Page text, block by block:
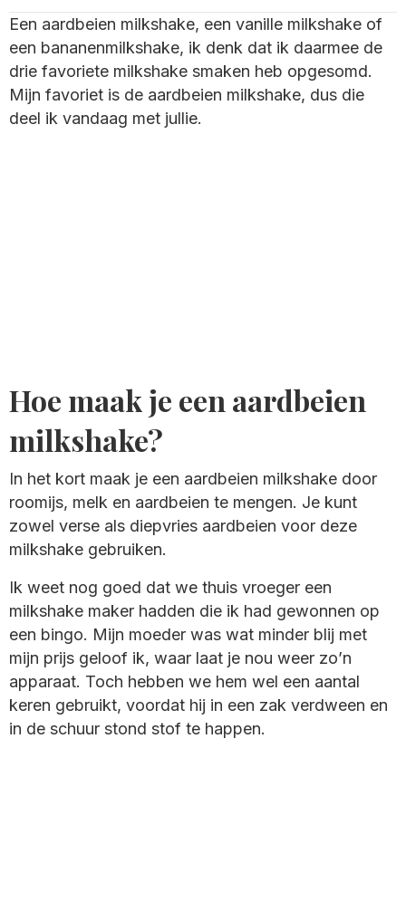
the
english
site
Een aardbeien milkshake, een vanille milkshake of
een bananenmilkshake, ik denk dat ik daarmee de
drie favoriete milkshake smaken heb opgesomd.
Mijn favoriet is de aardbeien milkshake, dus die
deel ik vandaag met jullie.
Hoe maak je een aardbeien
milkshake?
In het kort maak je een aardbeien milkshake door
roomijs, melk en aardbeien te mengen. Je kunt
zowel verse als diepvries aardbeien voor deze
milkshake gebruiken.
Ik weet nog goed dat we thuis vroeger een
milkshake maker hadden die ik had gewonnen op
een bingo. Mijn moeder was wat minder blij met
mijn prijs geloof ik, waar laat je nou weer zo’n
apparaat. Toch hebben we hem wel een aantal
keren gebruikt, voordat hij in een zak verdween en
in de schuur stond stof te happen.